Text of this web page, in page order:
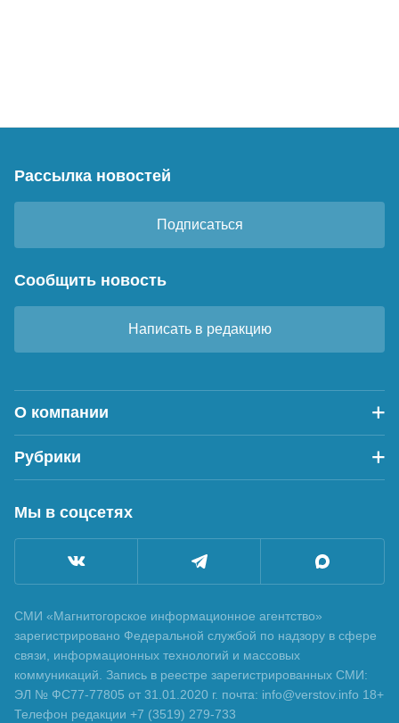
Рассылка новостей
Подписаться
Сообщить новость
Написать в редакцию
О компании
Рубрики
Мы в соцсетях
СМИ «Магнитогорское информационное агентство»
зарегистрировано Федеральной службой по надзору в сфере
связи, информационных технологий и массовых
коммуникаций. Запись в реестре зарегистрированных СМИ:
ЭЛ № ФС77-77805 от 31.01.2020 г. почта: info@verstov.info 18+
Телефон редакции +7 (3519) 279-733